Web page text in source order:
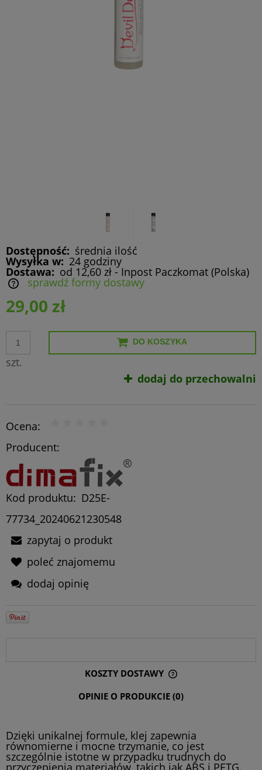
Dostępność: średnia ilość
Wysyłka w: 24 godziny
Dostawa: od 12,60 zł - Inpost Paczkomat (Polska)
sprawdź formy dostawy
29,00 zł
szt.
DO KOSZYKA
dodaj do przechowalni
Ocena:
Producent:
Kod produktu: D25E-
77734_20240621230548
zapytaj o produkt
poleć znajomemu
dodaj opinię
KOSZTY DOSTAWY
CENA NIE ZAWIERA EWENTUALNYCH KOSZTÓW PŁATNOŚCI
OPINIE O PRODUKCIE (0)
Dzięki unikalnej formule, klej zapewnia
równomierne i mocne trzymanie, co jest
szczególnie istotne w przypadku trudnych do
przyczepienia materiałów, takich jak ABS i PETG.